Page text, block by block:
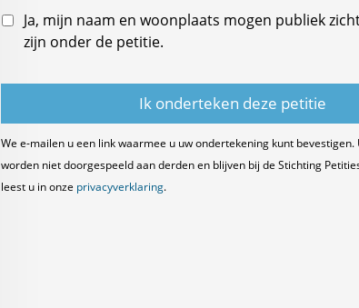
Ja, mijn naam en woonplaats mogen publiek
zijn onder de petitie.
We e-mailen u een link waarmee u uw ondertekening kunt bevestigen.
worden niet doorgespeeld aan derden en blijven bij de Stichting
leest u in onze privacyverklaring.